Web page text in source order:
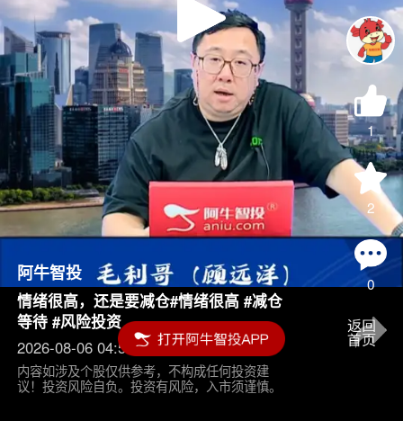
Play
Video
1
2
0
阿牛智投
情绪很高，还是要减仓#情绪很高 #减仓
等待 #风险投资
2026-08-06 04:55
内容如涉及个股仅供参考，不构成任何投资建
议！投资风险自负。投资有风险，入市须谨慎。